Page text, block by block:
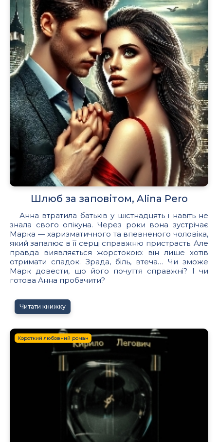
Шлюб за заповітом, Alina Pero
Анна втратила батьків у шістнадцять і навіть не
знала свого опікуна. Через роки вона зустрічає
Марка — харизматичного та впевненого чоловіка,
який запалює в її серці справжню пристрасть. Але
правда виявляється жорстокою: він лише хотів
отримати спадок. Зрада, біль, втеча… Чи зможе
Марк довести, що його почуття справжні? І чи
готова Анна пробачити?
Читати книжку
Короткий любовний роман